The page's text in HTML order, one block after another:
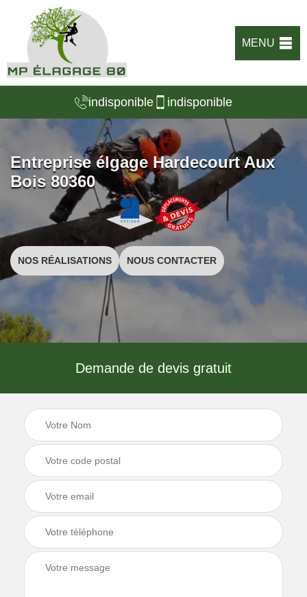
MENU
indisponible indisponible
Entreprise élgage Hardecourt Aux
Bois 80360
NOS RÉALISATIONS NOUS CONTACTER
Demande de devis gratuit